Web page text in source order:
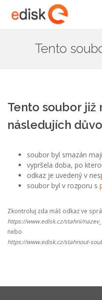
Tento
Tento soubor již
následujích
soubor byl smazán
vypršela doba, po
odkaz je uvedený v
soubor byl v rozporu s
Zkontroluj zda máš odkaz ve
https://www.edisk.cz/stahni/
nebo
https://www.edisk.cz/stahnout-